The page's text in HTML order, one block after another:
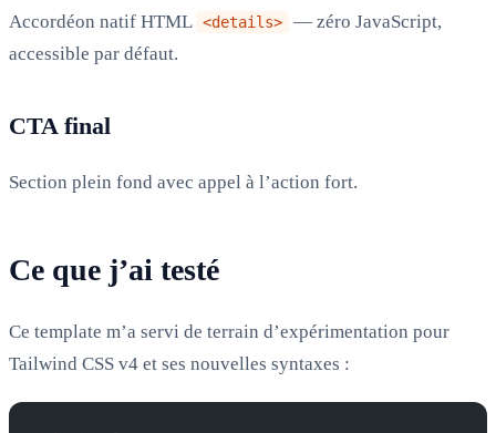
Accordéon natif HTML <details>
— zéro JavaScript,
accessible par défaut.
CTA final
Section plein fond avec appel à l’action fort.
Ce que j’ai testé
Ce template m’a servi de terrain d’expérimentation pour
Tailwind CSS v4 et ses nouvelles syntaxes :